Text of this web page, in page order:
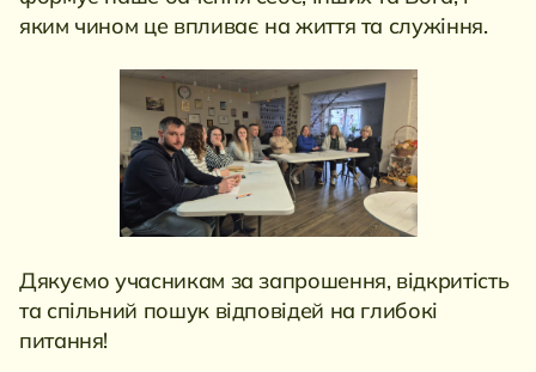
яким чином це впливає на життя та служіння.
Дякуємо учасникам за запрошення, відкритість
та спільний пошук відповідей на глибокі
питання!